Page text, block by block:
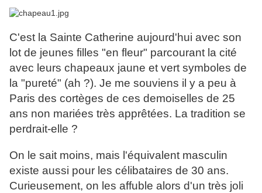
C'est la Sainte Catherine aujourd'hui avec son
lot de jeunes filles "en fleur" parcourant la cité
avec leurs chapeaux jaune et vert symboles de
la "pureté" (ah ?). Je me souviens il y a peu à
Paris des cortèges de ces demoiselles de 25
ans non mariées très apprêtées. La tradition se
perdrait-elle ?
On le sait moins, mais l'équivalent masculin
existe aussi pour les célibataires de 30 ans.
Curieusement, on les affuble alors d'un très joli